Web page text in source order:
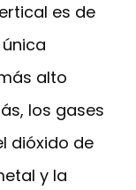
es de
alto
los gases
dióxido de
y la